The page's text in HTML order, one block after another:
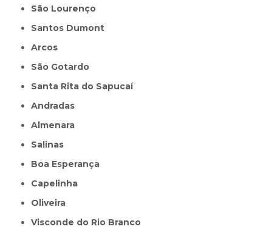
São Lourenço
Santos Dumont
Arcos
São Gotardo
Santa Rita do Sapucaí
Andradas
Almenara
Salinas
Boa Esperança
Capelinha
Oliveira
Visconde do Rio Branco